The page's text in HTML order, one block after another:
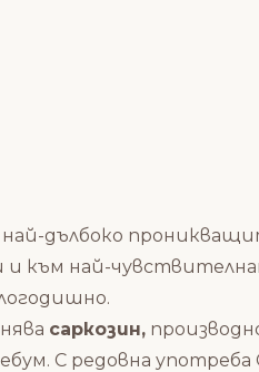
дълбоко
и към най-
саркозин,
С редовна